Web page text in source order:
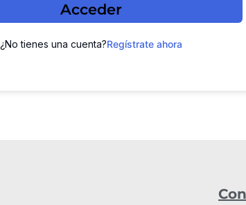
Acceder
¿No tienes una cuenta?Regístrate ahora